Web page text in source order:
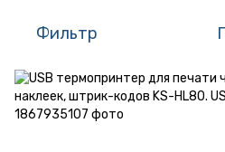
Фильтр